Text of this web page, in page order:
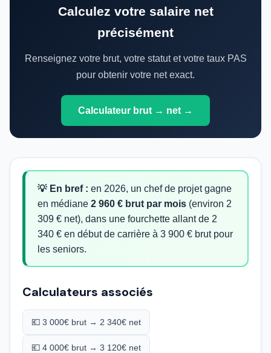
Calculez votre salaire net
précisément
Renseignez votre brut, votre statut et votre taux PAS
pour obtenir votre net exact.
Calculateur brut → net →
💡 En bref : en 2026, un chef de projet gagne
en médiane 2 960 € brut par mois (environ 2
309 € net), dans une fourchette allant de 2
340 € en début de carrière à 3 900 € brut pour
les seniors.
Calculateurs associés
💶 3 000€ brut → 2 340€ net
💶 4 000€ brut → 3 120€ net